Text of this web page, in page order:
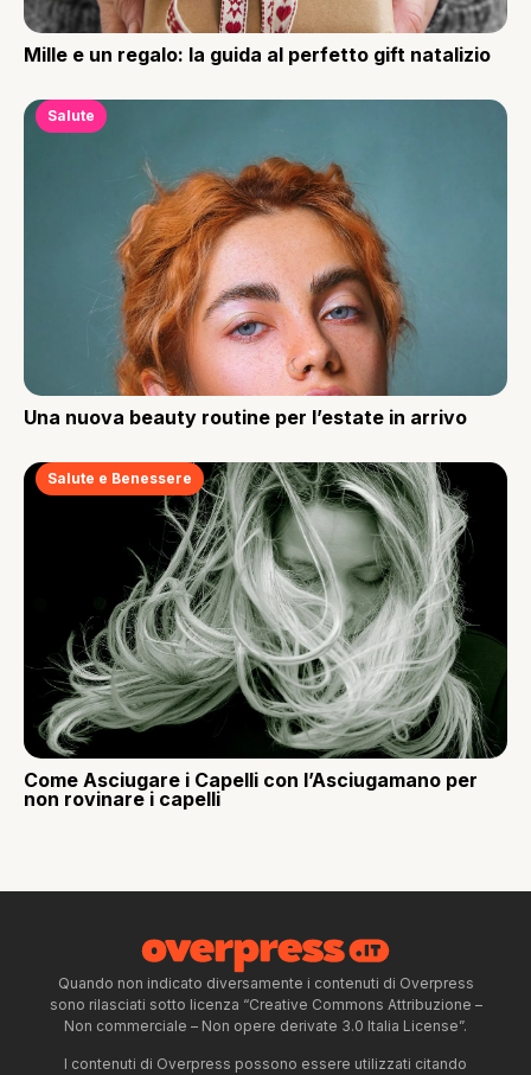
Mille e un regalo: la guida al perfetto gift natalizio
Salute
Una nuova beauty routine per l’estate in arrivo
Salute e Benessere
Come Asciugare i Capelli con l’Asciugamano per
non rovinare i capelli
Quando non indicato diversamente i contenuti di Overpress
sono rilasciati sotto licenza “Creative Commons Attribuzione –
Non commerciale – Non opere derivate 3.0 Italia License”.
I contenuti di Overpress possono essere utilizzati citando